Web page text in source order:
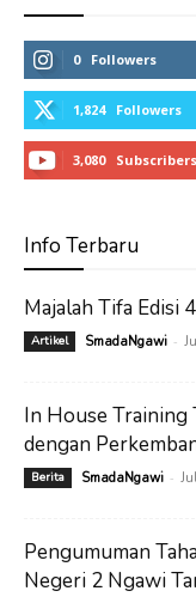
0 Followers
1,824 Followers
3,080 Subscribers
Info Terbaru
Majalah Tifa Edisi
Artikel SmadaNgawi -
In House Training
dengan
Berita SmadaNgawi -
Pengumuman
Negeri 2 Ngawi